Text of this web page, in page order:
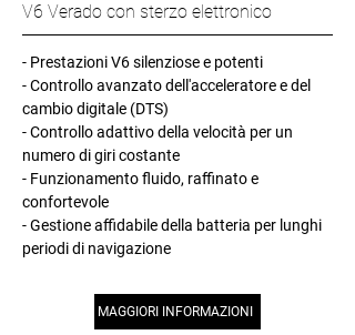
V6 Verado con sterzo elettronico
- Prestazioni V6 silenziose e potenti
- Controllo avanzato dell'acceleratore e del
cambio digitale (DTS)
- Controllo adattivo della velocità per un
numero di giri costante
- Funzionamento fluido, raffinato e
confortevole
- Gestione affidabile della batteria per lunghi
periodi di navigazione
MAGGIORI INFORMAZIONI